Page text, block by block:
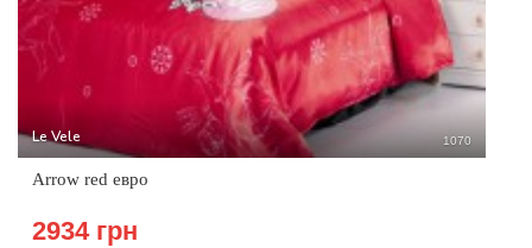
Le Vele 1070
Arrow red евро
2934 грн